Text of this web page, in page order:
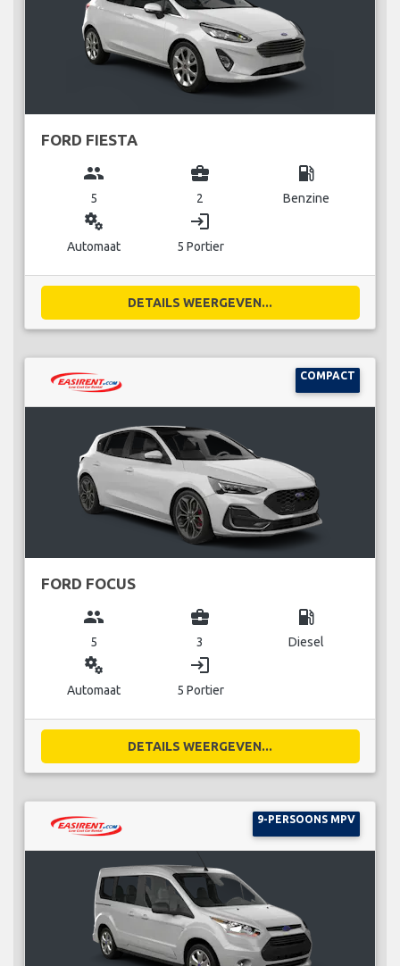
FORD FIESTA
group
5
business_center
2
local_gas_station
Benzine
miscellaneous_services
Automaat
login
5 Portier
DETAILS WEERGEVEN...
COMPACT
FORD FOCUS
group
5
business_center
3
local_gas_station
Diesel
miscellaneous_services
Automaat
login
5 Portier
DETAILS WEERGEVEN...
9-PERSOONS MPV